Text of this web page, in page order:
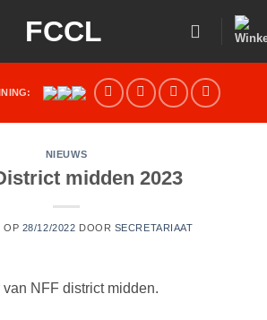
NIEUWS
midden 2023
OP 28/12/2022 DOOR SECRETARIAAT
NFF district midden.